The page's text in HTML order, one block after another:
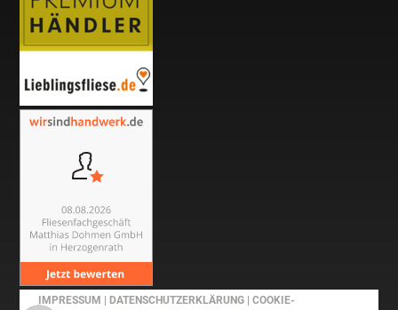
IMPRESSUM | DATENSCHUTZERKLÄRUNG| COOKIE-